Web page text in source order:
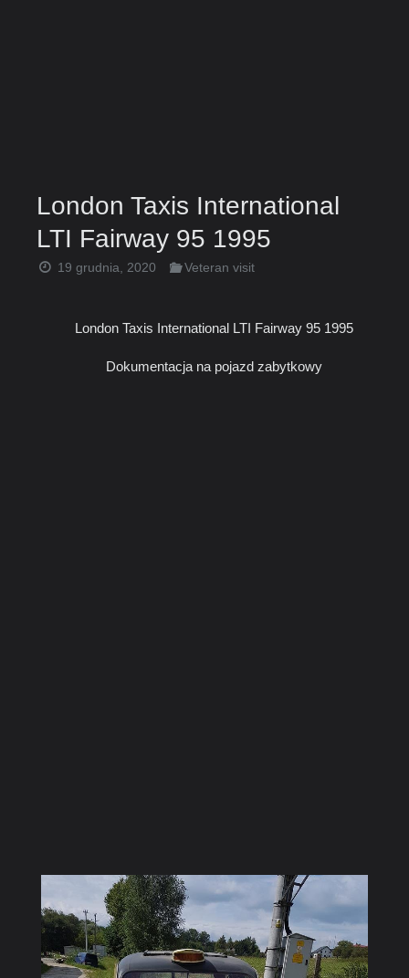
London Taxis International
LTI Fairway 95 1995
19 grudnia, 2020 Veteran visit
London Taxis International LTI Fairway 95 1995
Dokumentacja na pojazd zabytkowy